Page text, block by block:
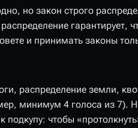
но закон строго
гарантирует,
и принимать законы
распределение земли,
минимум 4 голоса из 7).
подкупу: чтобы